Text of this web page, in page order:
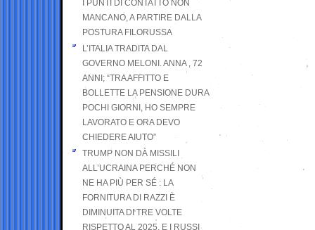
I PUNTI DI CONTATTO NON
MANCANO, A PARTIRE DALLA
POSTURA FILORUSSA
L’ITALIA TRADITA DAL
GOVERNO MELONI. ANNA , 72
ANNI; “TRA AFFITTO E
BOLLETTE LA PENSIONE DURA
POCHI GIORNI, HO SEMPRE
LAVORATO E ORA DEVO
CHIEDERE AIUTO”
TRUMP NON DÀ MISSILI
ALL’UCRAINA PERCHÉ NON
NE HA PIÙ PER SÉ : LA
FORNITURA DI RAZZI È
DIMINUITA DI TRE VOLTE
RISPETTO AL 2025, E I RUSSI